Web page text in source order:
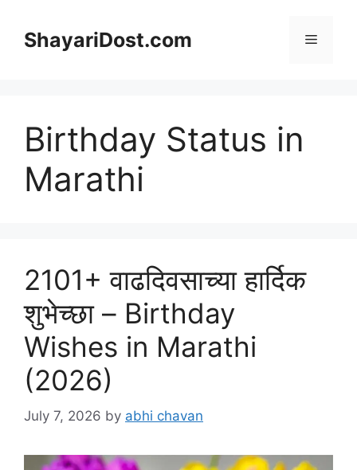
contentShayariDost.com Menu
Birthday Status in
Marathi
2101+ वाढदिवसाच्या हार्दिक
शुभेच्छा – Birthday
Wishes in Marathi
(2026)
July 7, 2026 by abhi chavan